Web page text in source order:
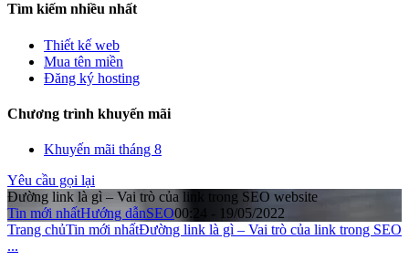
Tìm kiếm nhiều nhất
Thiết kế web
Mua tên miền
Đăng ký hosting
Chương trình khuyến mãi
Khuyến mãi tháng 8
Yêu cầu gọi lại
Đường link là gì – Vai trò của link trong SEO website
Tin mới nhấtHướng dẫnSEO00:24 - 19/05/2022
Trang chủTin mới nhấtĐường link là gì – Vai trò của link trong SEO
...